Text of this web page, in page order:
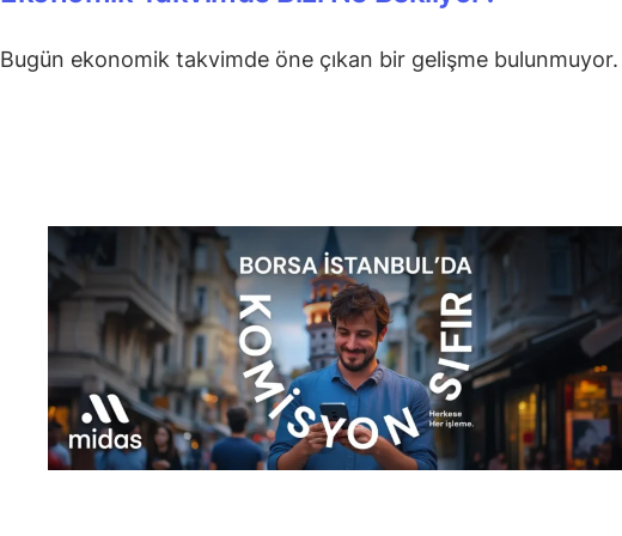
Bugün ekonomik takvimde öne çıkan bir gelişme